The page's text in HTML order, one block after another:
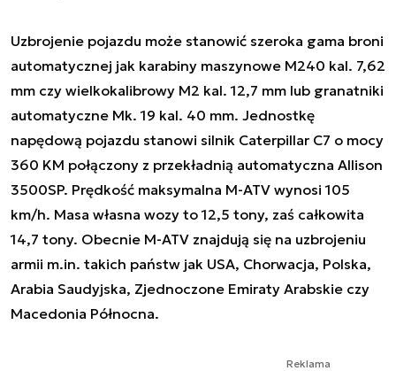
Uzbrojenie pojazdu może stanowić szeroka gama broni
automatycznej jak karabiny maszynowe M240 kal. 7,62
mm czy wielkokalibrowy M2 kal. 12,7 mm lub granatniki
automatyczne Mk. 19 kal. 40 mm. Jednostkę
napędową pojazdu stanowi silnik Caterpillar C7 o mocy
360 KM połączony z przekładnią automatyczna Allison
3500SP. Prędkość maksymalna M-ATV wynosi 105
km/h. Masa własna wozy to 12,5 tony, zaś całkowita
14,7 tony. Obecnie M-ATV znajdują się na uzbrojeniu
armii m.in. takich państw jak USA, Chorwacja, Polska,
Arabia Saudyjska, Zjednoczone Emiraty Arabskie czy
Macedonia Północna.
Reklama